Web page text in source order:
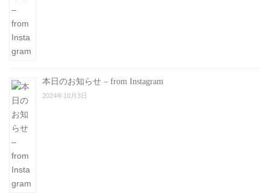
本日のお知らせ – from Instagram
2024年10月3日